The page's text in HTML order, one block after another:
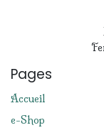
Pages
Accueil
e-Shop